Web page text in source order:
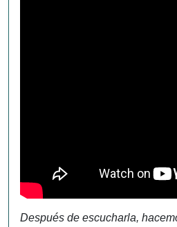
Después de escucharla,